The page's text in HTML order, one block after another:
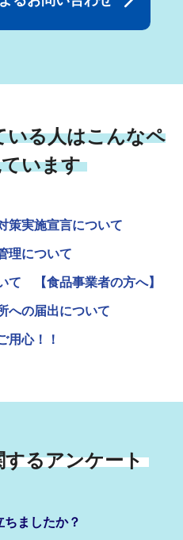
いる人はこんなペ
います
策実施宣言について
理について
て 【食品事業者の方へ】
への届出について
用心！！
るアンケート
ましたか？